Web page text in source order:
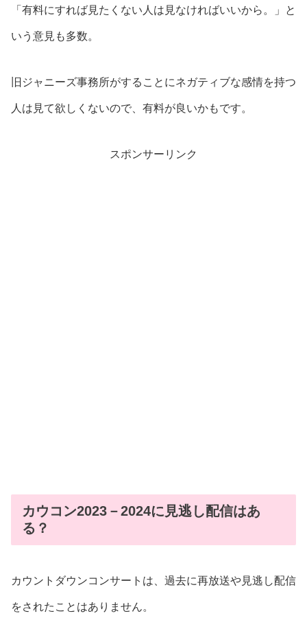
「有料にすれば見たくない人は見なければいいから。」と
いう意見も多数。
旧ジャニーズ事務所がすることにネガティブな感情を持つ
人は見て欲しくないので、有料が良いかもです。
スポンサーリンク
カウコン2023－2024に見逃し配信はあ
る？
カウントダウンコンサートは、過去に再放送や見逃し配信
をされたことはありません。